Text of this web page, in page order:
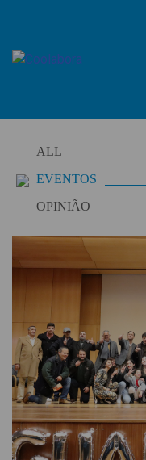
content
ALL
EVENTOS
OPINIÃO